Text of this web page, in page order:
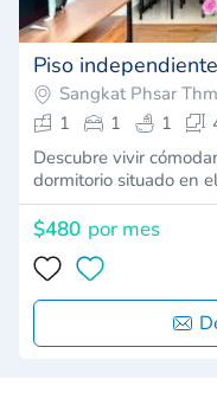
Piso
Sangkat Phsar
1
1 1
Descubre vivir
dormitorio situado en
$480 por mes